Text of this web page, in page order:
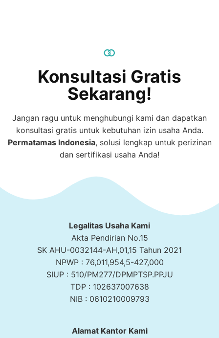
Konsultasi Gratis
Sekarang!
Jangan ragu untuk menghubungi kami dan dapatkan
konsultasi gratis untuk kebutuhan izin usaha Anda.
PermatamasIndonesia, solusi lengkap untuk perizinan
dan sertifikasi usaha Anda!
Legalitas Usaha Kami
Akta Pendirian No.15
SK AHU-0032144-AH,01,15 Tahun 2021
NPWP : 76,011,954,5-427,000
SIUP : 510/PM277/DPMPTSP.PPJU
TDP : 102637007638
NIB : 0610210009793
Alamat Kantor Kami